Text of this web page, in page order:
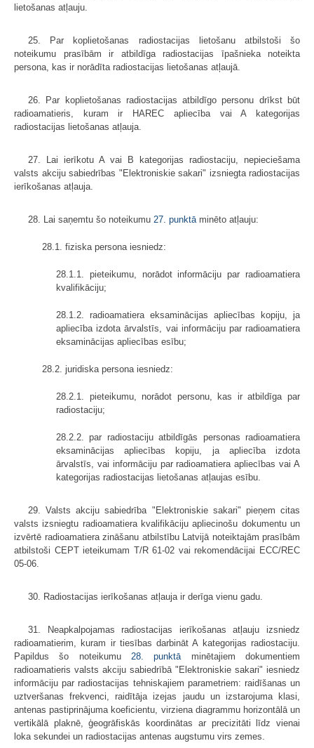
lietošanas atļauju.
25. Par koplietošanas radiostacijas lietošanu atbilstoši šo
noteikumu prasībām ir atbildīga radiostacijas īpašnieka noteikta
persona, kas ir norādīta radiostacijas lietošanas atļaujā.
26. Par koplietošanas radiostacijas atbildīgo personu drīkst būt
radioamatieris, kuram ir HAREC apliecība vai A kategorijas
radiostacijas lietošanas atļauja.
27. Lai ierīkotu A vai B kategorijas radiostaciju, nepieciešama
valsts akciju sabiedrības "Elektroniskie sakari" izsniegta radiostacijas
ierīkošanas atļauja.
28. Lai saņemtu šo noteikumu 27. punktā minēto atļauju:
28.1. fiziska persona iesniedz:
28.1.1. pieteikumu, norādot informāciju par radioamatiera
kvalifikāciju;
28.1.2. radioamatiera eksaminācijas apliecības kopiju, ja
apliecība izdota ārvalstīs, vai informāciju par radioamatiera
eksaminācijas apliecības esību;
28.2. juridiska persona iesniedz:
28.2.1. pieteikumu, norādot personu, kas ir atbildīga par
radiostaciju;
28.2.2. par radiostaciju atbildīgās personas radioamatiera
eksaminācijas apliecības kopiju, ja apliecība izdota
ārvalstīs, vai informāciju par radioamatiera apliecības vai A
kategorijas radiostacijas lietošanas atļaujas esību.
29. Valsts akciju sabiedrība "Elektroniskie sakari" pieņem citas
valsts izsniegtu radioamatiera kvalifikāciju apliecinošu dokumentu un
izvērtē radioamatiera zināšanu atbilstību Latvijā noteiktajām prasībām
atbilstoši CEPT ieteikumam T/R 61-02 vai rekomendācijai ECC/REC
05-06.
30. Radiostacijas ierīkošanas atļauja ir derīga vienu gadu.
31. Neapkalpojamas radiostacijas ierīkošanas atļauju izsniedz
radioamatierim, kuram ir tiesības darbināt A kategorijas radiostaciju.
Papildus šo noteikumu 28. punktā minētajiem dokumentiem
radioamatieris valsts akciju sabiedrībā "Elektroniskie sakari" iesniedz
informāciju par radiostacijas tehniskajiem parametriem: raidīšanas un
uztveršanas frekvenci, raidītāja izejas jaudu un izstarojuma klasi,
antenas pastiprinājuma koeficientu, virziena diagrammu horizontālā un
vertikālā plaknē, ģeogrāfiskās koordinātas ar precizitāti līdz vienai
loka sekundei un radiostacijas antenas augstumu virs zemes.